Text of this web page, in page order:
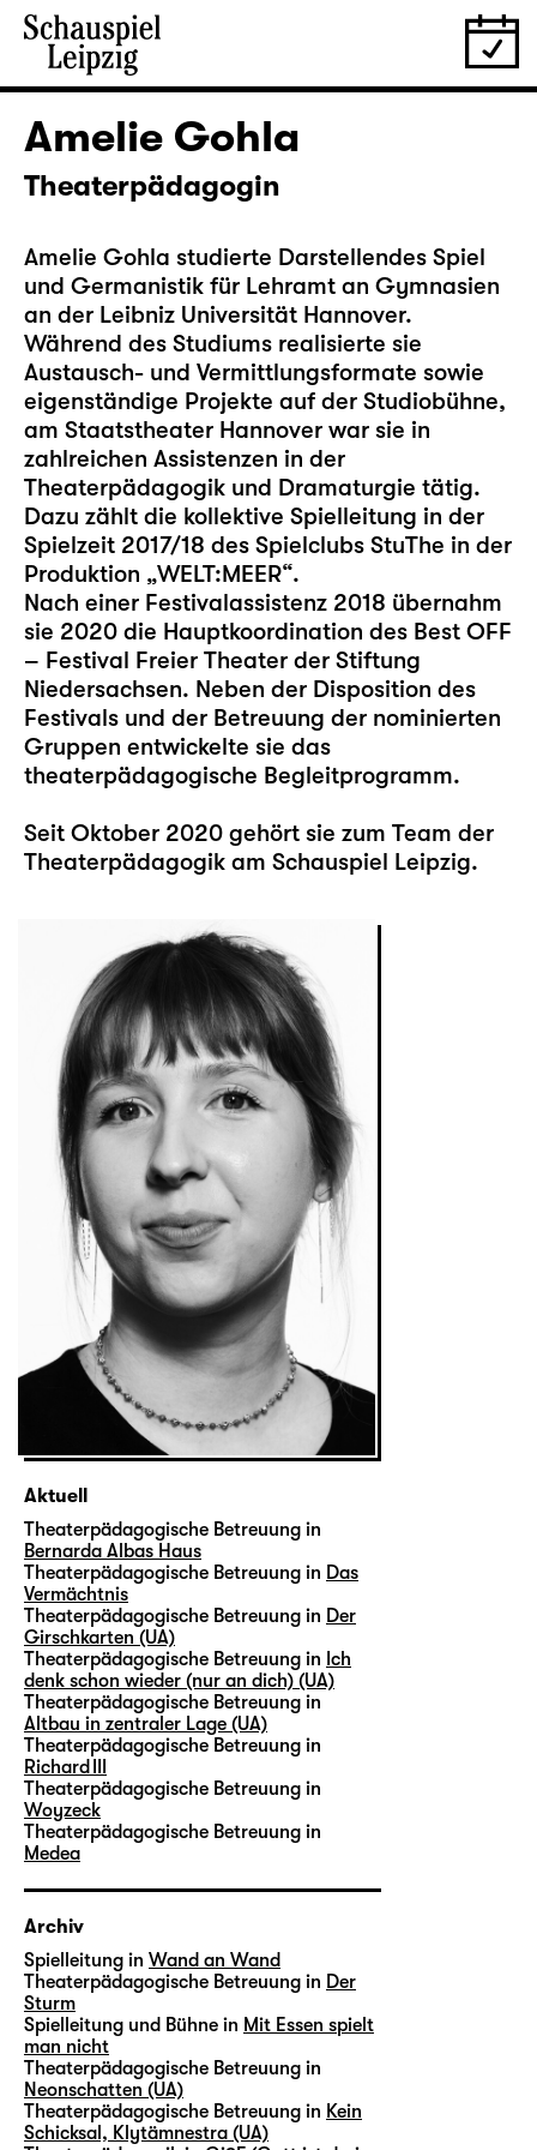
Amelie Gohla
Theaterpädagogin
Amelie Gohla studierte Darstellendes Spiel
und Germanistik für Lehramt an Gymnasien
an der Leibniz Universität Hannover.
Während des Studiums realisierte sie
Austausch- und Vermittlungsformate sowie
eigenständige Projekte auf der Studiobühne,
am Staatstheater Hannover war sie in
zahlreichen Assistenzen in der
Theaterpädagogik und Dramaturgie tätig.
Dazu zählt die kollektive Spielleitung in der
Spielzeit 2017/18 des Spielclubs StuThe in der
Produktion „WELT:MEER“.
Nach einer Festivalassistenz 2018 übernahm
sie 2020 die Hauptkoordination des Best OFF
– Festival Freier Theater der Stiftung
Niedersachsen. Neben der Disposition des
Festivals und der Betreuung der nominierten
Gruppen entwickelte sie das
theaterpädagogische Begleitprogramm.
Seit Oktober 2020 gehört sie zum Team der
Theaterpädagogik am Schauspiel Leipzig.
Aktuell
Theaterpädagogische Betreuung in
Bernarda Albas Haus
Theaterpädagogische Betreuung in Das
Vermächtnis
Theaterpädagogische Betreuung in Der
Girschkarten (UA)
Theaterpädagogische Betreuung in Ich
denk schon wieder (nur an dich) (UA)
Theaterpädagogische Betreuung in
Altbau in zentraler Lage (UA)
Theaterpädagogische Betreuung in
Richard III
Theaterpädagogische Betreuung in
Woyzeck
Theaterpädagogische Betreuung in
Medea
Archiv
Spielleitung in Wand an Wand
Theaterpädagogische Betreuung in Der
Sturm
Spielleitung und Bühne in Mit Essen spielt
man nicht
Theaterpädagogische Betreuung in
Neonschatten (UA)
Theaterpädagogische Betreuung in Kein
Schicksal, Klytämnestra (UA)